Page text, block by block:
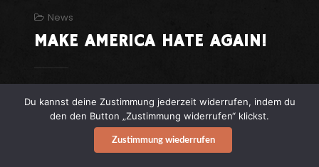
News
MAKE AMERICA HATE AGAIN!
MAKE AMERICA HATE AGAIN!Als Inspirator
ist Mr. Trump eine schier unerschöpfliche
Quelle, jetzt bedienen sich auchSLAPSHOT
seiner Rhetorik:
Du kannst deine Zustimmung jederzeit widerrufen, indem du
den den Button „Zustimmung widerrufen“ klickst.
Zustimmung wiederrufen